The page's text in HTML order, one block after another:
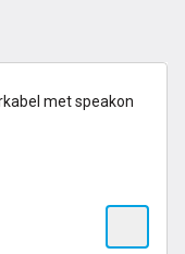
met speakon